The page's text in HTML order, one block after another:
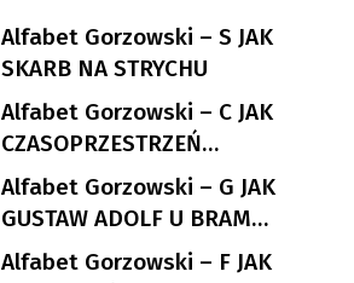
Alfabet Gorzowski – S JAK
SKARB NA STRYCHU
Alfabet Gorzowski – C JAK
CZASOPRZESTRZEŃ
NUTTGENSA
Alfabet Gorzowski – G JAK
GUSTAW ADOLF U BRAM
LANDSBERGA
Alfabet Gorzowski – F JAK